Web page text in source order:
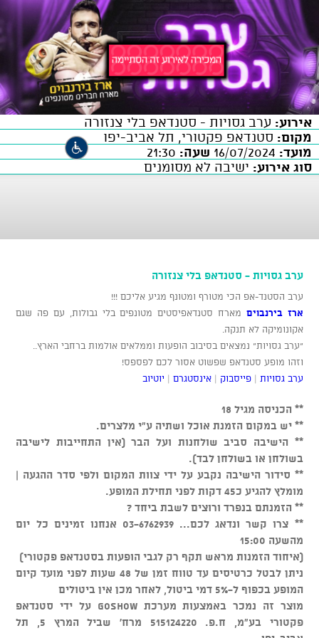
אירוע: ערב גסויות - סטנדאפ בלי צנזורה
מקום: סטנדאפ פקטורי, תל אביב-יפו
מועד:
שעה:
סוג אירוע: ישיבה לא מסומנים
ערב גסויות - סטנדאפ בלי צנזורה
ערב הסטנד-אפ הכי מטורף ומטונף מגיע אליכם !!!
ארז בירנבוים מארח סטנדאפיסטים מטונפים בלי גבולות, עם פה שגם
אקונומיקה לא תנקה.
"ערב גסויות" נמצאים בסיבוב הופעות וממלאים אולמות ברחבי הארץ..
וזהו מופע סטנדאפ שפשוט אסור לכם לפספס!
ערב גסויות |פייסבוק |אינסטגרם | יוטיוב
** הכניסה מגיל 18
** יש במקום הזמנת אוכל ושתיה ע"י מלצרים.
** הישיבה סביב שולחנות ועל הבר (אין התחייבות לישיבה
בשולחן או בשולחן לבד).
** סידור הישיבה נקבע על ידי צוות המקום ולפי סדר ההגעה |
מומלץ להגיע כ45 דקות לפני תחילת המופע.
** הזמנתם בנפרד ורוצים לשבת ביחד ?
** צרו קשר ונדאג לכם... 03-6762939 אנחנו זמינים כל יום
מהשעה 15:00
(איחוד הזמנות מראש תקף רק לגבי הופעות בסטנדאפ פקטורי)
ניתן לבטל כרטיסים עד טווח זמן של 48 שעות לפני מועד קיום
המופע בכפוף ל-5% דמי ביטול, לאחר מכן אין ביטולים
מוצר זה נמכר באמצעות מערכת GOSHOW על ידי סטנדאפ
פקטורי בע"מ, ח.פ. 515124220 מרח' שביל המרץ 5, תל